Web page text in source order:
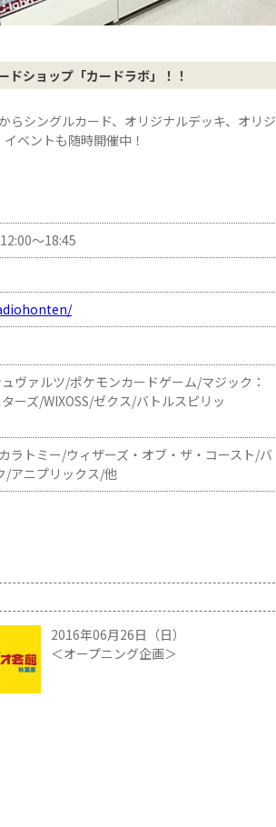
ショップ「カードラボ」！！
らシングルカード、オリジナルデッキ、オリジ
ベントも随時開催中！
～18:45
ヴァルツ/ポケモンカードゲーム/マジック：
ーズ/WIXOSS/ゼクス/バトルスピリッ
ラトミー/ウィザーズ・オブ・ザ・コースト/バ
/アニプリックス/他
2016年06月26日（日）
＜オープニング企画＞